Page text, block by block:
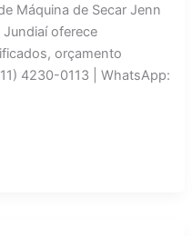
Máquina de Secar Jenn
oferece
orçamento
4230-0113 | WhatsApp: